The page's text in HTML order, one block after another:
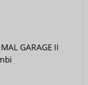
GARAGE II